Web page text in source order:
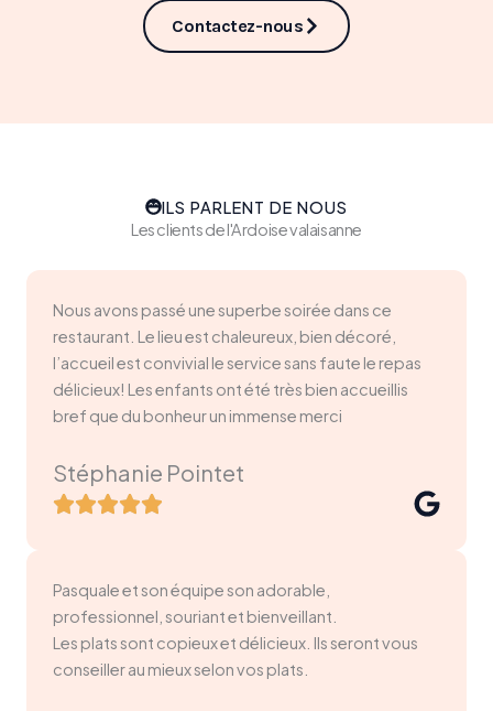
Contactez-nous
ILS PARLENT DE NOUS
Les clients de l'Ardoise valaisanne
Nous avons passé une superbe soirée dans ce
restaurant. Le lieu est chaleureux, bien décoré,
l’accueil est convivial le service sans faute le repas
délicieux! Les enfants ont été très bien accueillis
bref que du bonheur un immense merci
Stéphanie Pointet
Pasquale et son équipe son adorable,
professionnel, souriant et bienveillant.
Les plats sont copieux et délicieux. Ils seront vous
conseiller au mieux selon vos plats.